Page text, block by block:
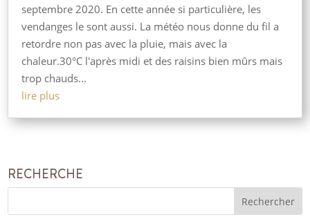
septembre 2020. En cette année si particulière, les
vendanges le sont aussi. La météo nous donne du fil a
retordre non pas avec la pluie, mais avec la
chaleur.30°C l'après midi et des raisins bien mûrs mais
trop chauds...
lire plus
RECHERCHE